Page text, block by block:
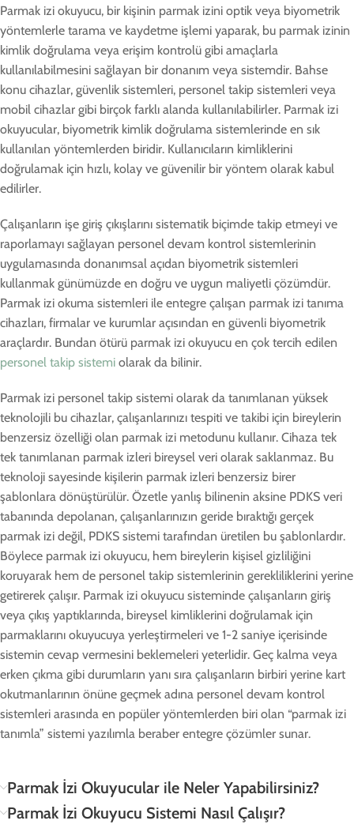
Parmak izi okuyucu, bir kişinin parmak izini optik veya biyometrik
yöntemlerle tarama ve kaydetme işlemi yaparak, bu parmak izinin
kimlik doğrulama veya erişim kontrolü gibi amaçlarla
kullanılabilmesini sağlayan bir donanım veya sistemdir. Bahse
konu cihazlar, güvenlik sistemleri, personel takip sistemleri veya
mobil cihazlar gibi birçok farklı alanda kullanılabilirler. Parmak izi
okuyucular, biyometrik kimlik doğrulama sistemlerinde en sık
kullanılan yöntemlerden biridir. Kullanıcıların kimliklerini
doğrulamak için hızlı, kolay ve güvenilir bir yöntem olarak kabul
edilirler.
Çalışanların işe giriş çıkışlarını sistematik biçimde takip etmeyi ve
raporlamayı sağlayan personel devam kontrol sistemlerinin
uygulamasında donanımsal açıdan biyometrik sistemleri
kullanmak günümüzde en doğru ve uygun maliyetli çözümdür.
Parmak izi okuma sistemleri ile entegre çalışan parmak izi tanıma
cihazları, firmalar ve kurumlar açısından en güvenli biyometrik
araçlardır. Bundan ötürü parmak izi okuyucu en çok tercih edilen
personel takip sistemi olarak da bilinir.
Parmak izi personel takip sistemi olarak da tanımlanan yüksek
teknolojili bu cihazlar, çalışanlarınızı tespiti ve takibi için bireylerin
benzersiz özelliği olan parmak izi metodunu kullanır. Cihaza tek
tek tanımlanan parmak izleri bireysel veri olarak saklanmaz. Bu
teknoloji sayesinde kişilerin parmak izleri benzersiz birer
şablonlara dönüştürülür. Özetle yanlış bilinenin aksine PDKS veri
tabanında depolanan, çalışanlarınızın geride bıraktığı gerçek
parmak izi değil, PDKS sistemi tarafından üretilen bu şablonlardır.
Böylece parmak izi okuyucu, hem bireylerin kişisel gizliliğini
koruyarak hem de personel takip sistemlerinin gerekliliklerini yerine
getirerek çalışır. Parmak izi okuyucu sisteminde çalışanların giriş
veya çıkış yaptıklarında, bireysel kimliklerini doğrulamak için
parmaklarını okuyucuya yerleştirmeleri ve 1-2 saniye içerisinde
sistemin cevap vermesini beklemeleri yeterlidir. Geç kalma veya
erken çıkma gibi durumların yanı sıra çalışanların birbiri yerine kart
okutmanlarının önüne geçmek adına personel devam kontrol
sistemleri arasında en popüler yöntemlerden biri olan “parmak izi
tanımla” sistemi yazılımla beraber entegre çözümler sunar.
Parmak İzi Okuyucular ile Neler Yapabilirsiniz?
Parmak İzi Okuyucu Sistemi Nasıl Çalışır?